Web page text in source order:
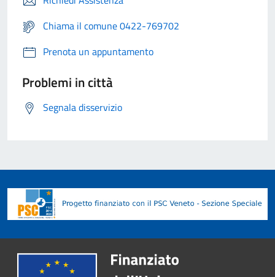
Chiama il comune 0422-769702
Prenota un appuntamento
Problemi in città
Segnala disservizio